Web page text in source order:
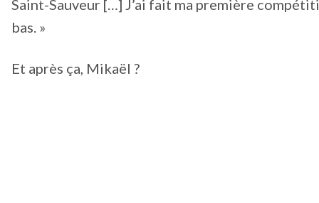
Saint-Sauveur […] J’ai fait ma première
bas. »
Et après ça, Mikaël ?